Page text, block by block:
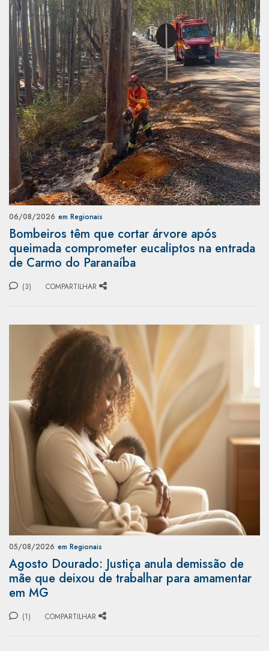
06/08/2026 em Regionais
Bombeiros têm que cortar árvore após
queimada comprometer eucaliptos na entrada
de Carmo do Paranaíba
(3) COMPARTILHAR
05/08/2026 em Regionais
Agosto Dourado: Justiça anula demissão de
mãe que deixou de trabalhar para amamentar
em MG
(1) COMPARTILHAR